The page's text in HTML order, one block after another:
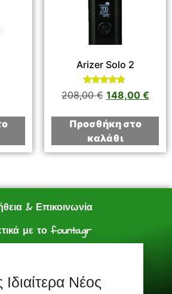
Arizer Solo 2
Βαθμολογήθηκε
με
από 5
208,00€ 148,00 €
Προσθήκη στο
καλάθι
& Επικοινωνία
με το founta.gr
Αγορών
Ιδιαίτερα Νέος